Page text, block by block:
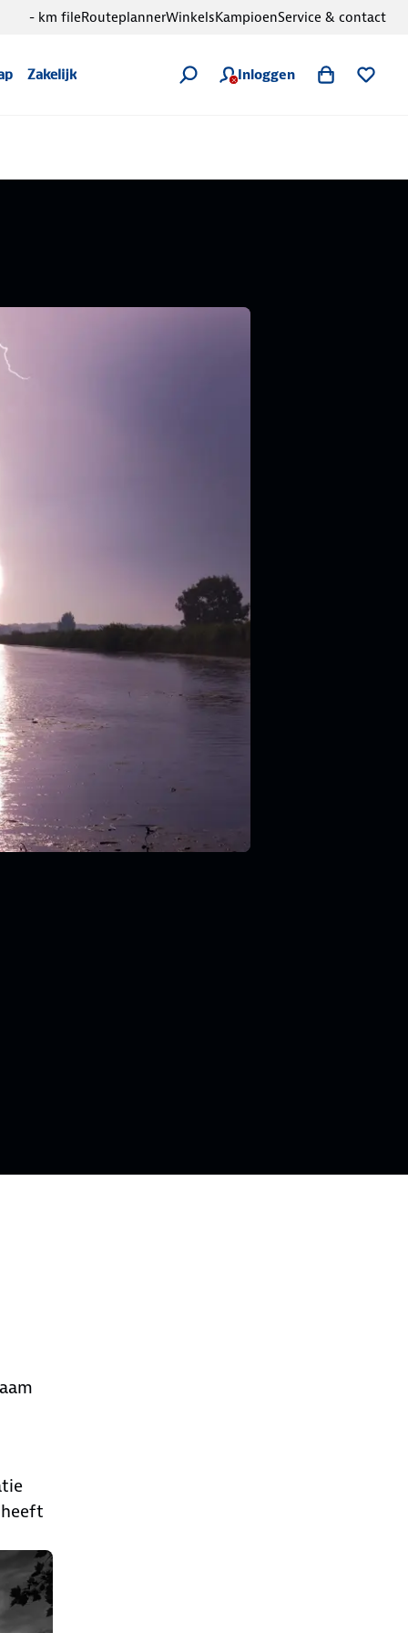
Zakelijk Inloggen
- km fileRouteplannerWinkelsKampioenService & contact